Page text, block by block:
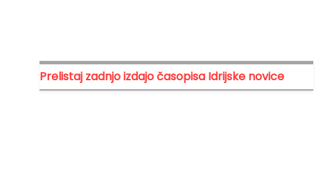
Prelistaj zadnjo izdajo časopisa Idrijske novice